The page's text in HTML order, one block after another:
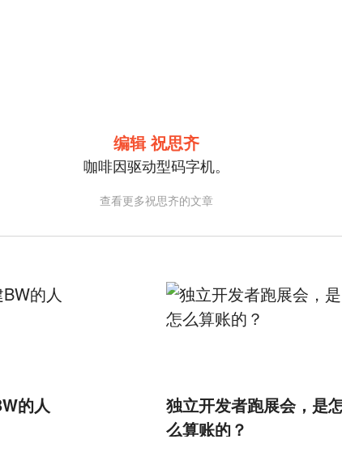
编辑 祝思齐
咖啡因驱动型码字机。
查看更多祝思齐的文章
的人
独立开发者跑展会，是
么算账的？